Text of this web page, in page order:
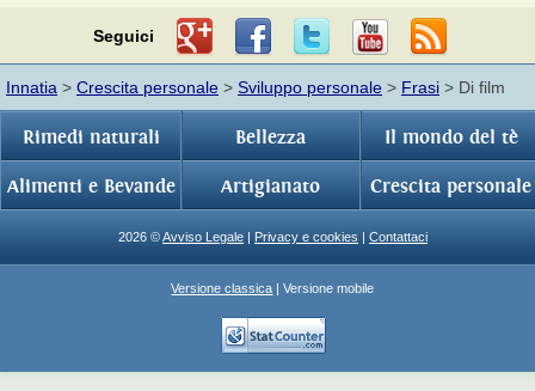
Seguici
Innatia > Crescita personale > Sviluppo personale > Frasi > Di film
Rimedi naturali Bellezza Il mondo del tè
Alimenti e Bevande Artigianato Crescita personale
2026 ©Avviso Legale | Privacy e cookies | Contattaci
Versione classica | Versione mobile